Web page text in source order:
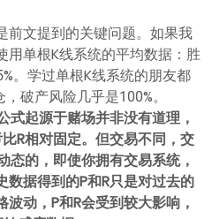
前文提到的关键问题。如果我
用单根K线系统的平均数据：胜
。学过单根K线系统的朋友都
破产风险几乎是100%。
式起源于赌场并非没有道理，
R相对固定。但交易不同，交
态的，即使你拥有交易系统，
据得到的P和R只是对过去的
动，P和R会受到较大影响，